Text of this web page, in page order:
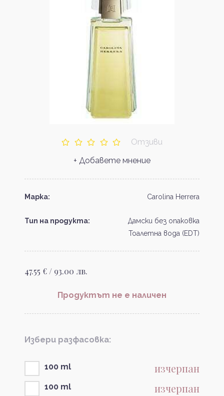
Отзиви
+ Добавете мнение
Марка: Carolina Herrera
Тип на продукта:
Дамски без опаковка
Тоалетна вода (EDT)
47.55 € / 93.00 лв.
Продуктът не е наличен
Избери разфасовка:
100 ml изчерпан
100 ml изчерпан